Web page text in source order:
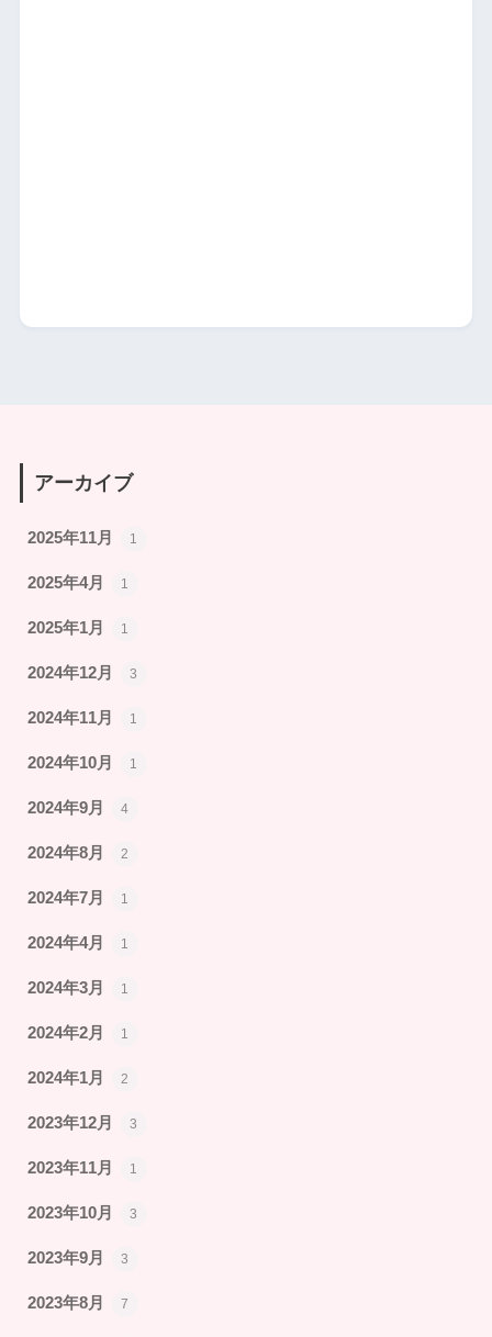
アーカイブ
2025年11月 1
2025年4月 1
2025年1月 1
2024年12月 3
2024年11月 1
2024年10月 1
2024年9月 4
2024年8月 2
2024年7月 1
2024年4月 1
2024年3月 1
2024年2月 1
2024年1月 2
2023年12月 3
2023年11月 1
2023年10月 3
2023年9月 3
2023年8月 7